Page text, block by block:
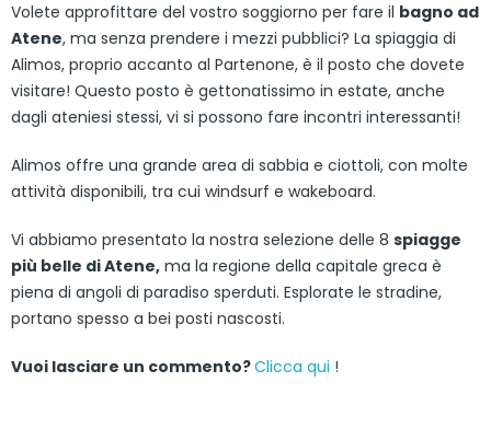
Volete approfittare del vostro soggiorno per fare il bagno ad
Atene, ma senza prendere i mezzi pubblici? La spiaggia di
Alimos, proprio accanto al Partenone, è il posto che dovete
visitare! Questo posto è gettonatissimo in estate, anche
dagli ateniesi stessi, vi si possono fare incontri interessanti!
Alimos offre una grande area di sabbia e ciottoli, con molte
attività disponibili, tra cui windsurf e wakeboard.
Vi abbiamo presentato la nostra selezione delle 8 spiagge
più belle di Atene, ma la regione della capitale greca è
piena di angoli di paradiso sperduti. Esplorate le stradine,
portano spesso a bei posti nascosti.
Vuoi lasciare un commento?Clicca qui !